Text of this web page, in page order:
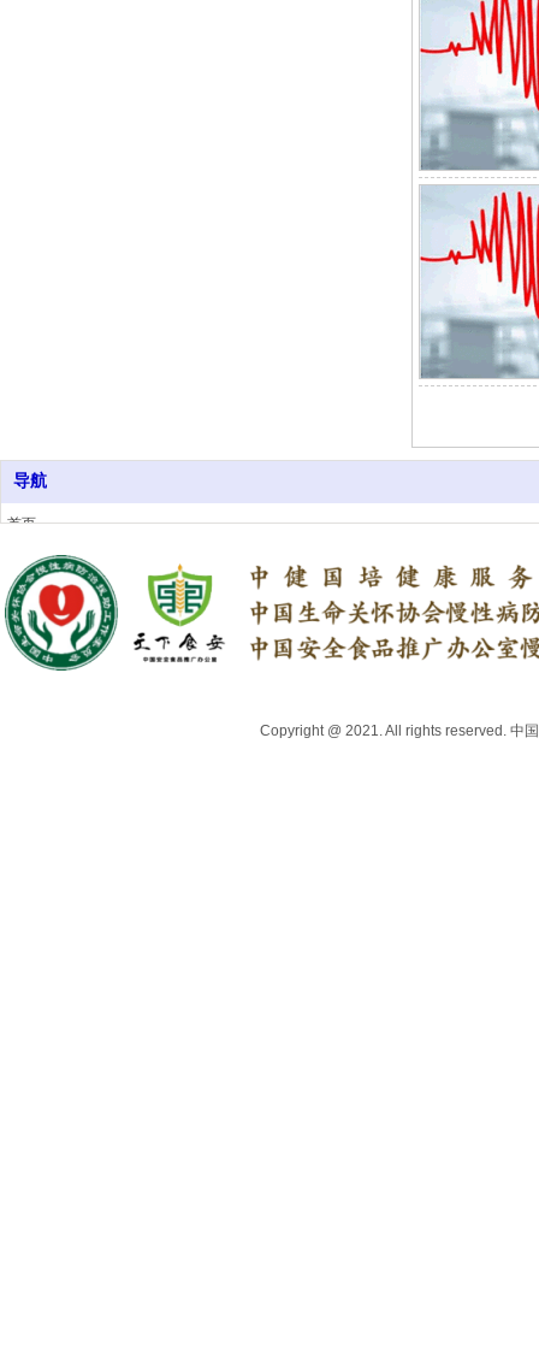
导航
首页
关于我们
行业资讯
上医头条号
中医药健康品牌推荐
专家委员会
Copyright @ 2021. All rights reserved.